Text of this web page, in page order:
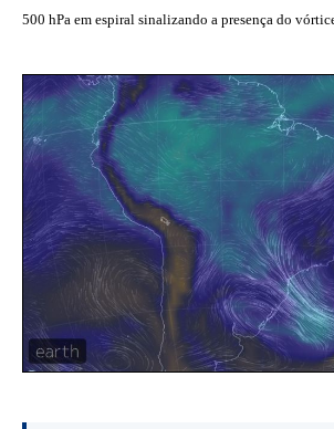
500 hPa em espiral sinalizando a presença do